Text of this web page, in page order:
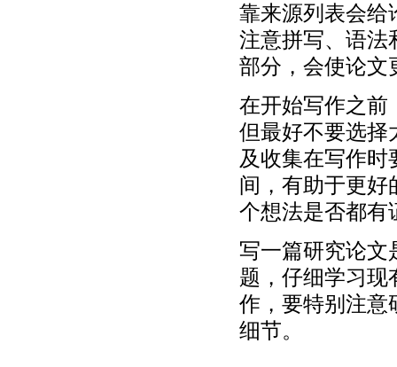
靠来源列表会给
注意拼写、语法
部分，会使论文
在开始写作之前
但最好不要选择
及收集在写作
间，有助于更好
个想法是否都有
写一篇研究论文
题，仔细学习现
作，要特别注意
细节。